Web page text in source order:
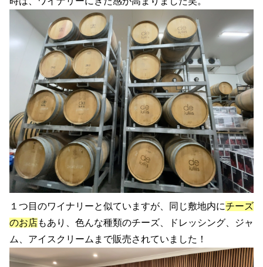
１つ目のワイナリーと似ていますが、同じ敷地内にチーズ
のお店もあり、色んな種類のチーズ、ドレッシング、ジャ
ム、アイスクリームまで販売されていました！